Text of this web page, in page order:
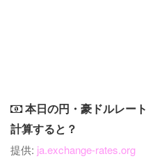
本日の円・豪ドルレート
計算すると？
提供: ja.exchange-rates.org